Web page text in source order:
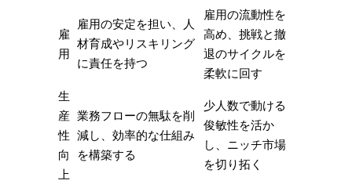
雇
用
雇用の安定を担い、人
材育成やリスキリング
に責任を持つ
雇用の流動性を
高め、挑戦と撤
退のサイクルを
柔軟に回す
生
産
性
向
上
業務フローの無駄を削
減し、効率的な仕組み
を構築する
少人数で動ける
俊敏性を活か
し、ニッチ市場
を切り拓く